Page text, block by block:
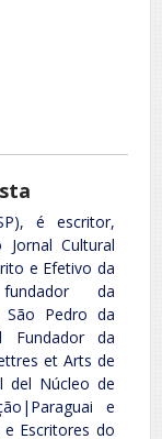
é escritor,
Cultural
e Efetivo da
da
Pedro da
Fundador da
et Arts de
del Núcleo de
e
Escritores do